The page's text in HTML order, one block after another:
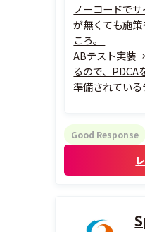
ノーコードで
が無くても施
ころ。
ABテスト実装
るので、PDCA
準備されてい
また、サポート
活用に向けた
Good Response